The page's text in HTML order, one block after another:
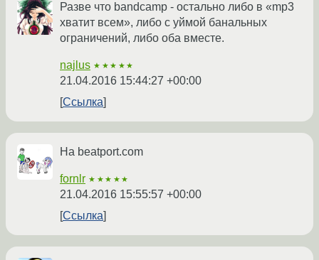
Разве что bandcamp - остально либо в «mp3
хватит всем», либо с уймой банальных
ограничений, либо оба вместе.
najlus ★★★★★
21.04.2016 15:44:27 +00:00
Ссылка
На beatport.com
fornlr ★★★★★
21.04.2016 15:55:57 +00:00
Ссылка